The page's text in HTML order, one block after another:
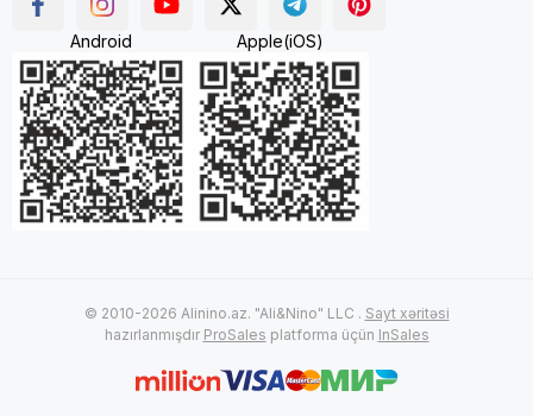
Android Apple(iOS)
© 2010-2026 Alinino.az. "Ali&Nino" LLC . Sayt xəritəsi
hazırlanmışdır ProSales platforma üçün InSales